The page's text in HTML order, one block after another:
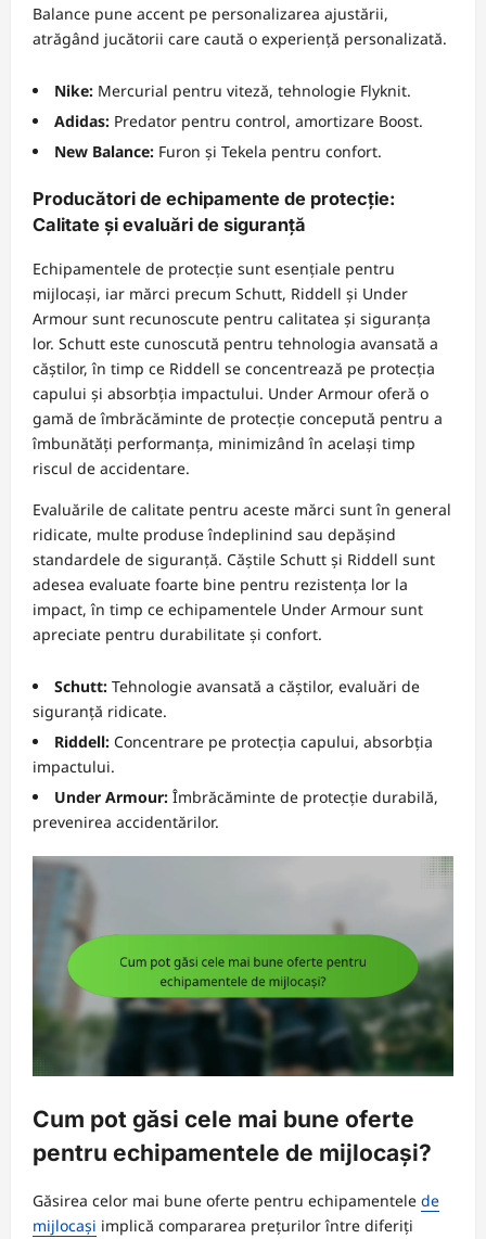
Balance pune accent pe personalizarea ajustării,
atrăgând jucătorii care caută o experiență personalizată.
Nike: Mercurial pentru viteză, tehnologie Flyknit.
Adidas: Predator pentru control, amortizare Boost.
New Balance: Furon și Tekela pentru confort.
Producători de echipamente de protecție:
Calitate și evaluări de siguranță
Echipamentele de protecție sunt esențiale pentru
mijlocași, iar mărci precum Schutt, Riddell și Under
Armour sunt recunoscute pentru calitatea și siguranța
lor. Schutt este cunoscută pentru tehnologia avansată a
căștilor, în timp ce Riddell se concentrează pe protecția
capului și absorbția impactului. Under Armour oferă o
gamă de îmbrăcăminte de protecție concepută pentru a
îmbunătăți performanța, minimizând în același timp
riscul de accidentare.
Evaluările de calitate pentru aceste mărci sunt în general
ridicate, multe produse îndeplinind sau depășind
standardele de siguranță. Căștile Schutt și Riddell sunt
adesea evaluate foarte bine pentru rezistența lor la
impact, în timp ce echipamentele Under Armour sunt
apreciate pentru durabilitate și confort.
Schutt: Tehnologie avansată a căștilor, evaluări de
siguranță ridicate.
Riddell: Concentrare pe protecția capului, absorbția
impactului.
Under Armour: Îmbrăcăminte de protecție durabilă,
prevenirea accidentărilor.
Cum pot găsi cele mai bune oferte
pentru echipamentele de mijlocași?
Găsirea celor mai bune oferte pentru echipamentele de
mijlocași implică compararea prețurilor între diferiți